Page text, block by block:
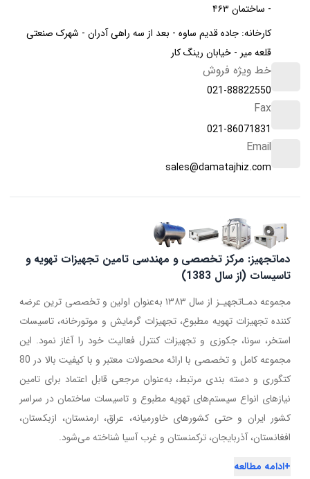
- ساختمان ۴۶۳
کارخانه: جاده قدیم ساوه - بعد از سه راهی آدران - شهرک صنعتی
قلعه میر - خیابان رینگ کار
خط ویژه فروش
021-88822550
Fax
021-86071831
Email
sales@damatajhiz.com
دماتجهیز: مرکز تخصصی و مهندسی تامین تجهیزات تهویه و
تاسیسات (از سال 1383)
مجموعه دمـاتجهیـز از سال ۱۳۸۳ به‌عنوان اولین و تخصصی ترین عرضه
کننده تجهیزات تهویه مطبوع، تجهیزات گرمایش و موتورخانه، تاسیسات
استخر، سونا، جکوزی و تجهیزات کنترل فعالیت خود را آغاز نمود. این
مجموعه کامل و تخصصی با ارائه محصولات معتبر و با کیفیت بالا در 80
کتگوری و دسته بندی مرتبط، به‌عنوان مرجعی قابل اعتماد برای تامین
نیازهای انواع سیستم‌های تهویه مطبوع و تاسیسات ساختمان در سراسر
کشور ایران و حتی کشورهای خاورمیانه، عراق، ارمنستان، ازبکستان،
افغانستان، آذربایجان، ترکمنستان و غرب آسیا شناخته می‌شود.
+ادامه مطالعه